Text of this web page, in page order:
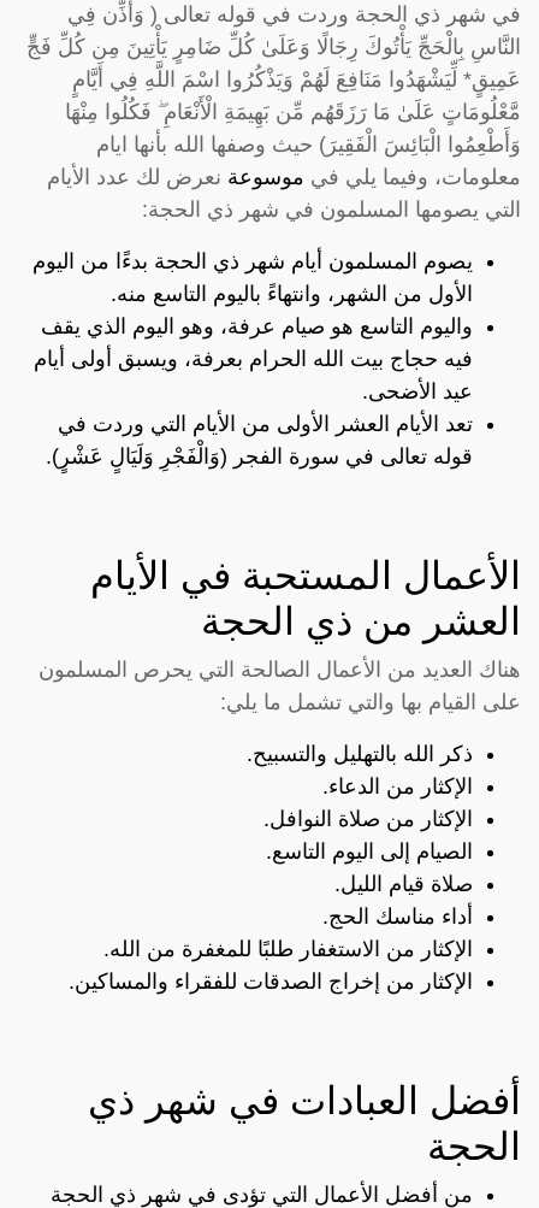
في شهر ذي الحجة وردت في قوله تعالى ( وَأَذِّن فِي
النَّاسِ بِالْحَجِّ يَأْتُوكَ رِجَالًا وَعَلَىٰ كُلِّ ضَامِرٍ يَأْتِينَ مِن كُلِّ فَجٍّ
عَمِيقٍ* لِّيَشْهَدُوا مَنَافِعَ لَهُمْ وَيَذْكُرُوا اسْمَ اللَّهِ فِي أَيَّامٍ
مَّعْلُومَاتٍ عَلَىٰ مَا رَزَقَهُم مِّن بَهِيمَةِ الْأَنْعَامِ ۖ فَكُلُوا مِنْهَا
وَأَطْعِمُوا الْبَائِسَ الْفَقِيرَ) حيث وصفها الله بأنها ايام
معلومات، وفيما يلي في موسوعة نعرض لك عدد الأيام
التي يصومها المسلمون في شهر ذي الحجة:
يصوم المسلمون أيام شهر ذي الحجة بدءًا من اليوم
الأول من الشهر، وانتهاءً باليوم التاسع منه.
واليوم التاسع هو صيام عرفة، وهو اليوم الذي يقف
فيه حجاج بيت الله الحرام بعرفة، ويسبق أولى أيام
عيد الأضحى.
تعد الأيام العشر الأولى من الأيام التي وردت في
قوله تعالى في سورة الفجر (وَالْفَجْرِ وَلَيَالٍ عَشْرٍ).
الأعمال المستحبة في الأيام
العشر من ذي الحجة
هناك العديد من الأعمال الصالحة التي يحرص المسلمون
على القيام بها والتي تشمل ما يلي:
ذكر الله بالتهليل والتسبيح.
الإكثار من الدعاء.
الإكثار من صلاة النوافل.
الصيام إلى اليوم التاسع.
صلاة قيام الليل.
أداء مناسك الحج.
الإكثار من الاستغفار طلبًا للمغفرة من الله.
الإكثار من إخراج الصدقات للفقراء والمساكين.
أفضل العبادات في شهر ذي
الحجة
من أفضل الأعمال التي تؤدى في شهر ذي الحجة